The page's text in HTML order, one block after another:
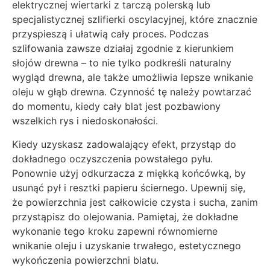
elektrycznej wiertarki z tarczą polerską lub
specjalistycznej szlifierki oscylacyjnej, które znacznie
przyspieszą i ułatwią cały proces. Podczas
szlifowania zawsze działaj zgodnie z kierunkiem
słojów drewna – to nie tylko podkreśli naturalny
wygląd drewna, ale także umożliwia lepsze wnikanie
oleju w głąb drewna. Czynność tę należy powtarzać
do momentu, kiedy cały blat jest pozbawiony
wszelkich rys i niedoskonałości.
Kiedy uzyskasz zadowalający efekt, przystąp do
dokładnego oczyszczenia powstałego pyłu.
Ponownie użyj odkurzacza z miękką końcówką, by
usunąć pył i resztki papieru ściernego. Upewnij się,
że powierzchnia jest całkowicie czysta i sucha, zanim
przystąpisz do olejowania. Pamiętaj, że dokładne
wykonanie tego kroku zapewni równomierne
wnikanie oleju i uzyskanie trwałego, estetycznego
wykończenia powierzchni blatu.